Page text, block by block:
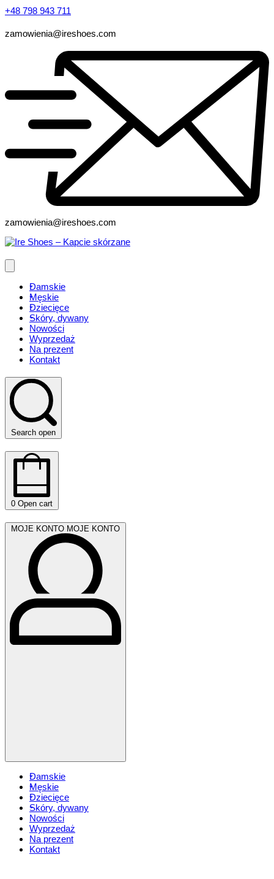
+48 798 943 711
zamowienia@ireshoes.com
zamowienia@ireshoes.com
Damskie
Męskie
Dziecięce
Skóry, dywany
Nowości
Wyprzedaż
Na prezent
Kontakt
Search open
0 Open cart
MOJE KONTO MOJE KONTO
Damskie
Męskie
Dziecięce
Skóry, dywany
Nowości
Wyprzedaż
Na prezent
Kontakt